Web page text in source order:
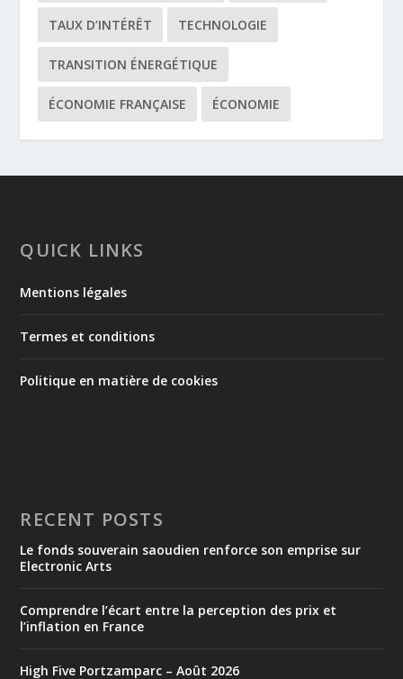
TAUX D’INTÉRÊT TECHNOLOGIE
TRANSITION ÉNERGÉTIQUE
ÉCONOMIE FRANÇAISE ÉCONOMIE
QUICK LINKS
Mentions légales
Termes et conditions
Politique en matière de cookies
RECENT POSTS
Le fonds souverain saoudien renforce son emprise sur
Electronic Arts
Comprendre l’écart entre la perception des prix et
l’inflation en France
High Five Portzamparc – Août 2026